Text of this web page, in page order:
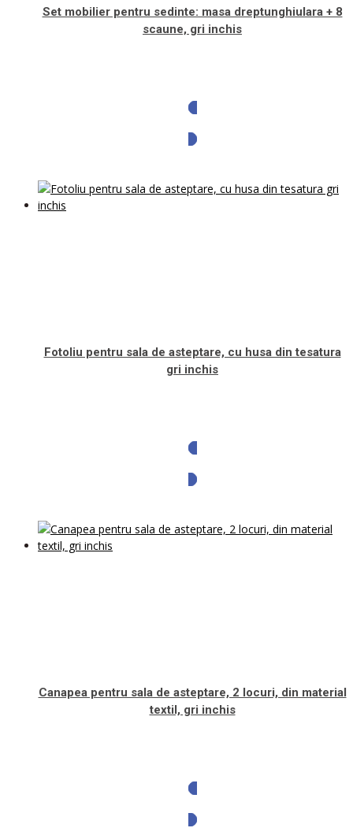
Set mobilier pentru sedinte: masa dreptunghiulara + 8
scaune, gri inchis
Fotoliu pentru sala de asteptare, cu husa din tesatura
gri inchis
Canapea pentru sala de asteptare, 2 locuri, din material
textil, gri inchis